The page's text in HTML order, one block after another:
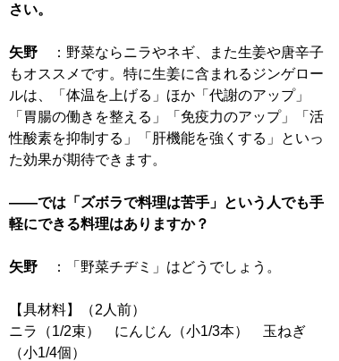
さい。
矢野 ：野菜ならニラやネギ、また生姜や唐辛子
もオススメです。特に生姜に含まれるジンゲロー
ルは、「体温を上げる」ほか「代謝のアップ」
「胃腸の働きを整える」「免疫力のアップ」「活
性酸素を抑制する」「肝機能を強くする」といっ
た効果が期待できます。
――では「ズボラで料理は苦手」という人でも手
軽にできる料理はありますか？
矢野 ：「野菜チヂミ」はどうでしょう。
【具材料】（2人前）
ニラ（1/2束） にんじん（小1/3本） 玉ねぎ
（小1/4個）